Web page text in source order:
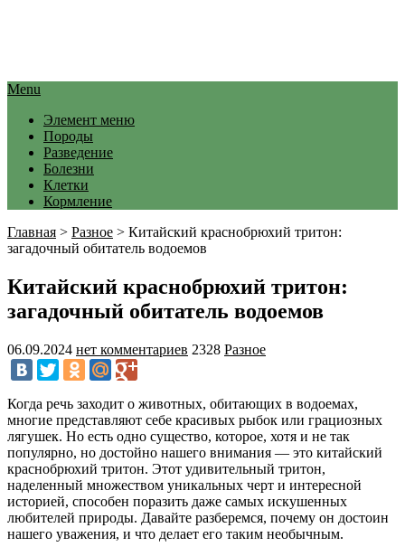
Menu
Элемент меню
Породы
Разведение
Болезни
Клетки
Кормление
Главная > Разное > Китайский краснобрюхий тритон:
загадочный обитатель водоемов
Китайский краснобрюхий тритон:
загадочный обитатель водоемов
06.09.2024 нет комментариев 2328 Разное
Когда речь заходит о животных, обитающих в водоемах,
многие представляют себе красивых рыбок или грациозных
лягушек. Но есть одно существо, которое, хотя и не так
популярно, но достойно нашего внимания — это китайский
краснобрюхий тритон. Этот удивительный тритон,
наделенный множеством уникальных черт и интересной
историей, способен поразить даже самых искушенных
любителей природы. Давайте разберемся, почему он достоин
нашего уважения, и что делает его таким необычным.